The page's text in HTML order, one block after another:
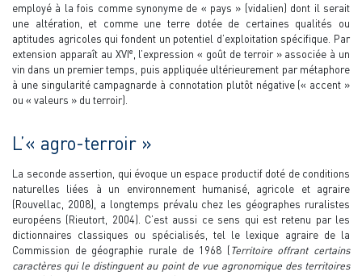
employé à la fois comme synonyme de « pays » (vidalien) dont il serait
une altération, et comme une terre dotée de certaines qualités ou
aptitudes agricoles qui fondent un potentiel d’exploitation spécifique. Par
extension apparaît au XVIe
, l’expression « goût de terroir » associée à un
vin dans un premier temps, puis appliquée ultérieurement par métaphore
à une singularité campagnarde à connotation plutôt négative (« accent »
ou « valeurs » du terroir).
L’« agro-terroir »
La seconde assertion, qui évoque un espace productif doté de conditions
naturelles liées à un environnement humanisé, agricole et agraire
(Rouvellac, 2008), a longtemps prévalu chez les géographes ruralistes
européens (Rieutort, 2004). C’est aussi ce sens qui est retenu par les
dictionnaires classiques ou spécialisés, tel le lexique agraire de la
Commission de géographie rurale de 1968 (Territoire offrant certains
caractères qui le distinguent au point de vue agronomique des territoires